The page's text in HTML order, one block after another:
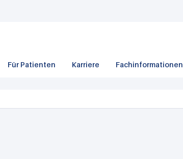
Für Patienten Karriere Fachinformationen